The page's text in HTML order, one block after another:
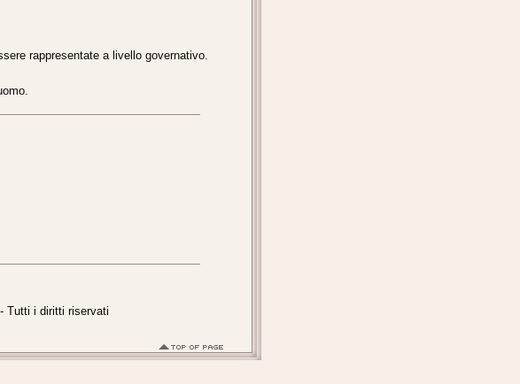
rappresentate a livello governativo.
Tutti i diritti riservati